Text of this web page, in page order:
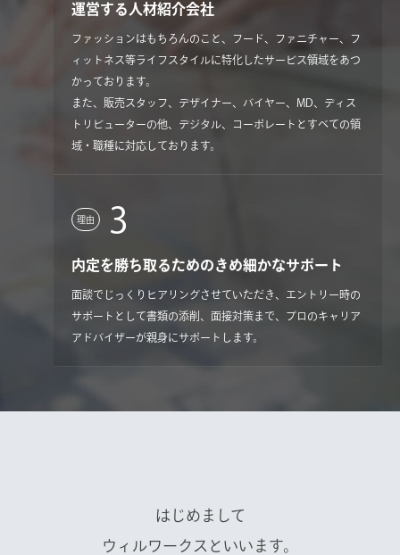
運営する人材紹介会社
ファッションはもちろんのこと、フード、ファニチャー、フ
ィットネス等ライフスタイルに特化したサービス領域をあつ
かっております。
また、販売スタッフ、デザイナー、バイヤー、MD、ディス
トリビューターの他、デジタル、コーポレートとすべての領
域・職種に対応しております。
理由 3
内定を勝ち取るためのきめ細かなサポート
面談でじっくりヒアリングさせていただき、エントリー時の
サポートとして書類の添削、面接対策まで、プロのキャリア
アドバイザーが親身にサポートします。
はじめまして
ウィルワークスといいます。